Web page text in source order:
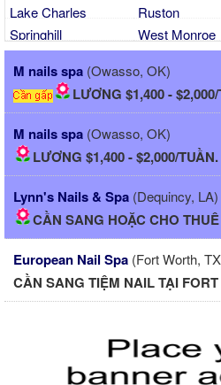
Lake Charles
Ruston
Springhill
West Monroe
M nails spa (Owasso, OK)
LƯƠNG $1,400 -
M nails spa (Owasso, OK)
LƯƠNG $1,400 - $2,000/TUẦN.
Lynn's Nails & Spa (Dequincy, LA)
CẦN SANG HOẶC CHO
European Nail Spa (Fort Worth,
CẦN SANG TIỆM NAIL TẠI